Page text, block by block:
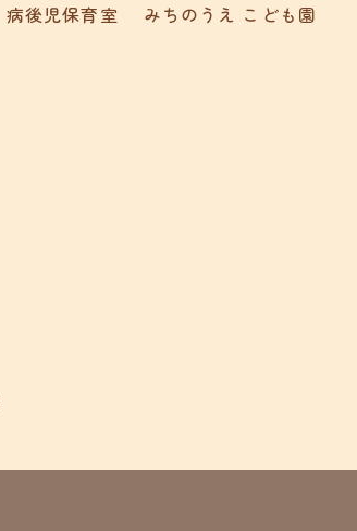
病後児保育室
みちのうえ こども園